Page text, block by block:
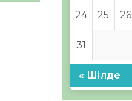
24 25 26
31
« Шілде